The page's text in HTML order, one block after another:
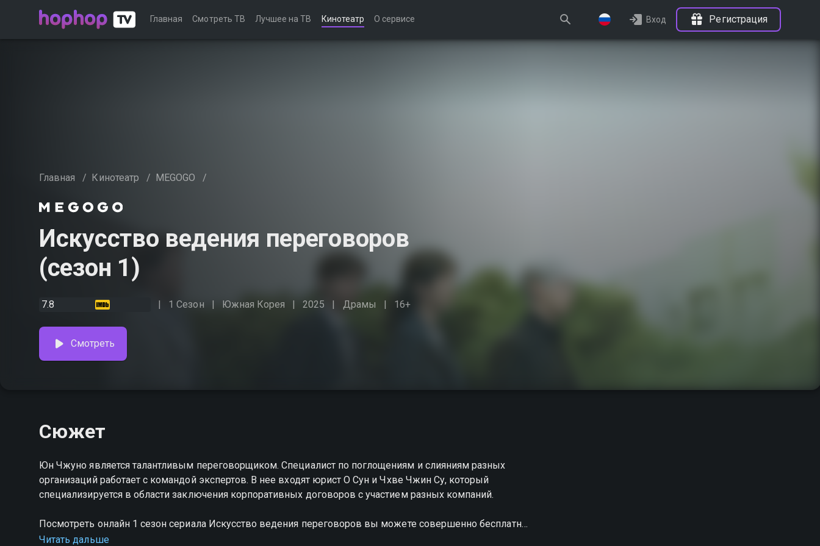
Главная Смотреть ТВ Лучшее на ТВ Кинотеатр О сервисе Вход Регистрация
Главная / Кинотеатр / MEGOGO /
Искусство ведения переговоров
(сезон 1)
7.8 1 Сезон Южная Корея 2025 Драмы 16+
Смотреть
Сюжет
Юн Чжуно является талантливым переговорщиком. Специалист по поглощениям и слияниям разных
организаций работает с командой экспертов. В нее входят юрист О Сун и Чхве Чжин Су, который
специализируется в области заключения корпоративных договоров с участием разных компаний.
Посмотреть онлайн 1 сезон сериала Искусство ведения переговоров вы можете совершенно бесплатно
в хорошем HD качестве на hophop.tv
Читать дальше